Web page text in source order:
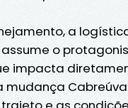
a
o
impacta
mudança